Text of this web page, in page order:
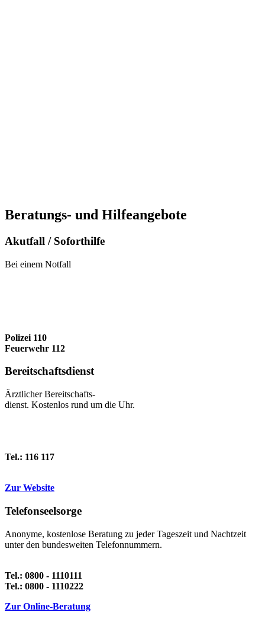
Beratungs- und Hilfeangebote
Akutfall / Soforthilfe
Bei einem Notfall
Polizei 110
Feuerwehr 112
Bereitschafts­dienst
Ärztlicher Bereitschafts-
dienst. Kostenlos rund um die Uhr.
Tel.: 116 117
Zur Website
Telefonseel­sorge
Anonyme, kostenlose Beratung zu jeder Tageszeit und Nachtzeit
unter den bundesweiten Telefonnummern.
Tel.: 0800 - 1110111
Tel.: 0800 - 1110222
Zur Online-Beratung